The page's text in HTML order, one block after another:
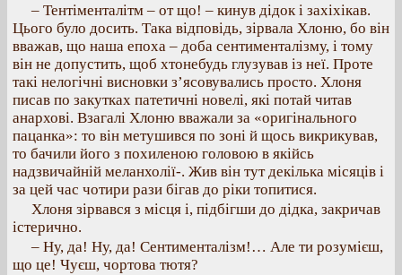
– Тентіменталітм – от що! – кинув дідок і захіхікав.
Цього було досить. Така відповідь, зірвала Хлоню, бо він
вважав, що наша епоха – доба сентименталізму, і тому
він не допустить, щоб хтонебудь глузував із неї. Проте
такі нелогічні висновки з’ясовувались просто. Хлоня
писав по закутках патетичні новелі, які потай читав
анархові. Взагалі Хлоню вважали за «оригінального
пацанка»: то він метушився по зоні й щось викрикував,
то бачили його з похиленою головою в якійсь
надзвичайній меланхолії-. Жив він тут декілька місяців і
за цей час чотири рази бігав до ріки топитися.
Хлоня зірвався з місця і, підбігши до дідка, закричав
істерично.
– Ну, да! Ну, да! Сентименталізм!… Але ти розумієш,
що це! Чуєш, чортова тютя?